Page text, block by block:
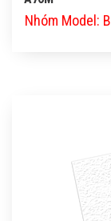
Nhóm Model: